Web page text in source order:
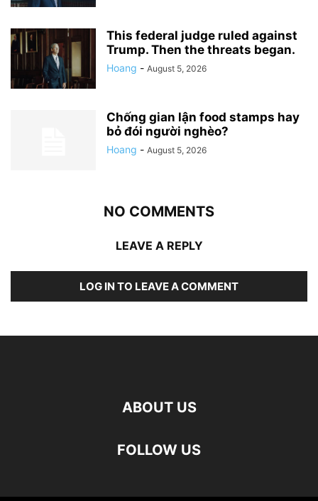
This federal judge ruled against
Trump. Then the threats began.
Hoang - August 5, 2026
Chống gian lận food stamps hay
bỏ đói người nghèo?
Hoang - August 5, 2026
NO COMMENTS
LEAVE A REPLY
LOG IN TO LEAVE A COMMENT
ABOUT US
FOLLOW US